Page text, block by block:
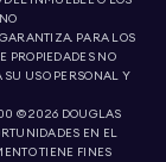
PARA LOS
PROPIEDADES NO
SU USO PERSONAL Y
© 2026 DOUGLAS
EN EL
TIENE FINES